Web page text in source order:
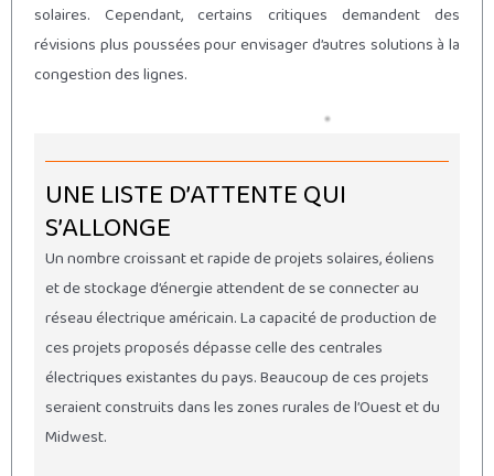
solaires. Cependant, certains critiques demandent des
révisions plus poussées pour envisager d’autres solutions à la
congestion des lignes.
UNE LISTE D’ATTENTE QUI
S’ALLONGE
Un nombre croissant et rapide de projets solaires, éoliens
et de stockage d’énergie attendent de se connecter au
réseau électrique américain. La capacité de production de
ces projets proposés dépasse celle des centrales
électriques existantes du pays. Beaucoup de ces projets
seraient construits dans les zones rurales de l’Ouest et du
Midwest.